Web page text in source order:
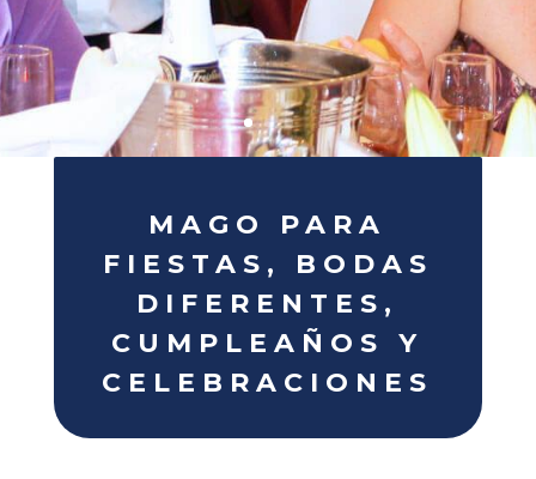
MAGO PARA
FIESTAS, BODAS
DIFERENTES,
CUMPLEAÑOS Y
CELEBRACIONES